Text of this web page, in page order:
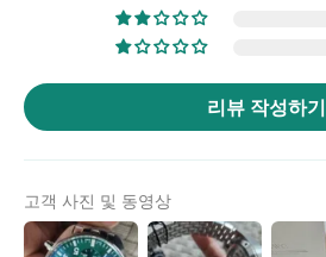
러
급
리뷰 작성하기
고객 사진 및 동영상